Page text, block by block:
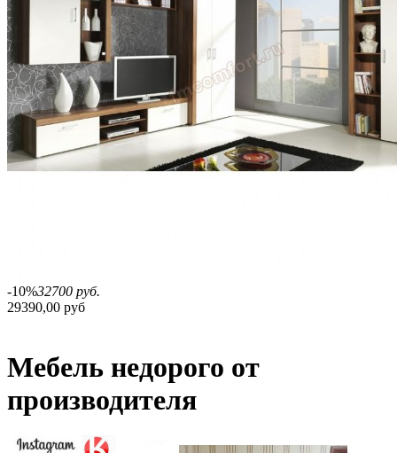
-10%32700 руб.
29390,00 руб
Мебель недорого от
производителя